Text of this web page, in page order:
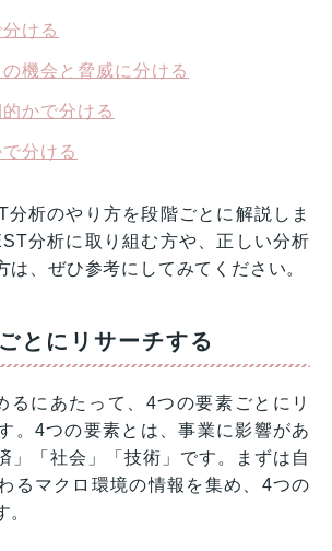
ける
機会と脅威に分ける
かで分ける
分ける
分析のやり方を段階ごとに解説しま
分析に取り組む方や、正しい分析
は、ぜひ参考にしてみてください。
とにリサーチする
るにあたって、4つの要素ごとにリ
。4つの要素とは、事業に影響があ
」「社会」「技術」です。まずは自
るマクロ環境の情報を集め、4つの
。